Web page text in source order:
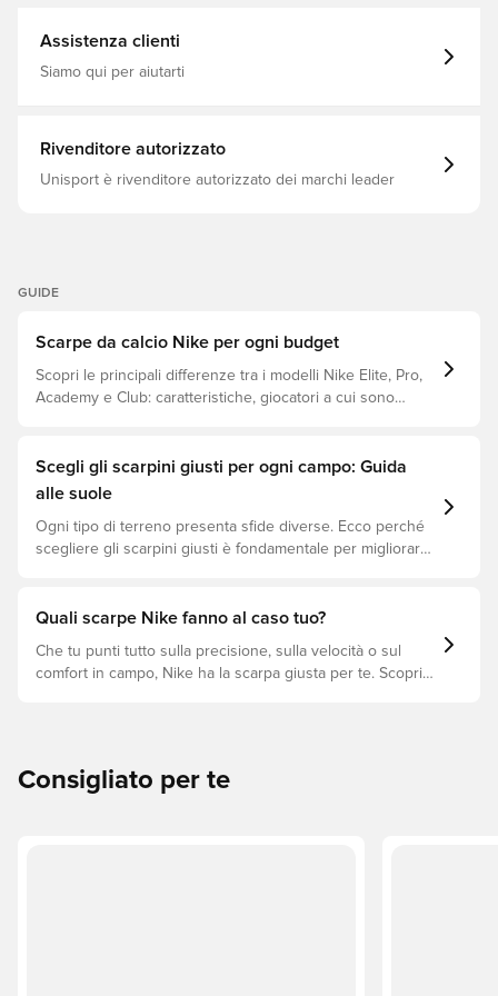
ad oggi, avvicinandola alla palla e riducendo i tempi di
perni con disegno di trazione ondulato combinato con
scarpone con tacchetti FG, destinato all'uso su campi in
erba naturale. Peso: 178 grammi Nota: Nike afferma che il
colore della suola può diminuire con l'uso.
Assistenza clienti
Siamo qui per aiutarti
Rivenditore autorizzato
Unisport è rivenditore autorizzato dei marchi leader
GUIDE
Scarpe da calcio Nike per ogni budget
Scopri le principali differenze tra i modelli Nike Elite, Pro,
Academy e Club: caratteristiche, giocatori a cui sono
Scegli gli scarpini giusti per ogni campo: Guida
alle suole
Ogni tipo di terreno presenta sfide diverse. Ecco perché
scegliere gli scarpini giusti è fondamentale per migliorare
tipo di superficie!
Quali scarpe Nike fanno al caso tuo?
Che tu punti tutto sulla precisione, sulla velocità o sul
comfort in campo, Nike ha la scarpa giusta per te. Scopri
Consigliato per te